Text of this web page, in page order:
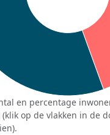
en percentage
op de vlakken in de